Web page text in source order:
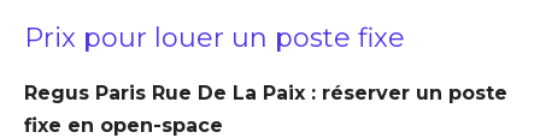
Prix pour louer un poste fixe
Regus Paris Rue De La Paix : réserver un poste
fixe en open-space